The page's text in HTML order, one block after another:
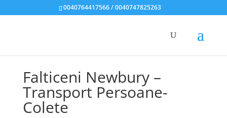
0040764417566 / 0040747825263
Falticeni Newbury –
Transport Persoane-
Colete